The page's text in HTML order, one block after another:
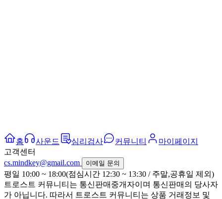
홈 사운드 심리검사 커뮤니티
마이페이지
고객센터
cs.mindkey@gmail.com
이메일 문의
평일 10:00 ~ 18:00(점심시간 12:30 ~ 13:30 / 주말,공휴일 제외)
트로스트 커뮤니티는 통신판매중개자이며 통신판매의 당사자
가 아닙니다. 따라서 트로스트 커뮤니티는 상품 거래정보 및